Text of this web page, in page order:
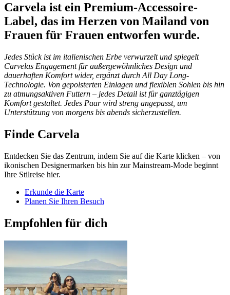
Carvela ist ein Premium-Accessoire-
Label, das im Herzen von Mailand von
Frauen für Frauen entworfen wurde.
Jedes Stück ist im italienischen Erbe verwurzelt und spiegelt
Carvelas Engagement für außergewöhnliches Design und
dauerhaften Komfort wider, ergänzt durch All Day Long-
Technologie. Von gepolsterten Einlagen und flexiblen Sohlen bis hin
zu atmungsaktiven Futtern – jedes Detail ist für ganztägigen
Komfort gestaltet. Jedes Paar wird streng angepasst, um
Unterstützung von morgens bis abends sicherzustellen.
Finde Carvela
Entdecken Sie das Zentrum, indem Sie auf die Karte klicken – von
ikonischen Designermarken bis hin zur Mainstream-Mode beginnt
Ihre Stilreise hier.
Erkunde die Karte
Planen Sie Ihren Besuch
Empfohlen für dich